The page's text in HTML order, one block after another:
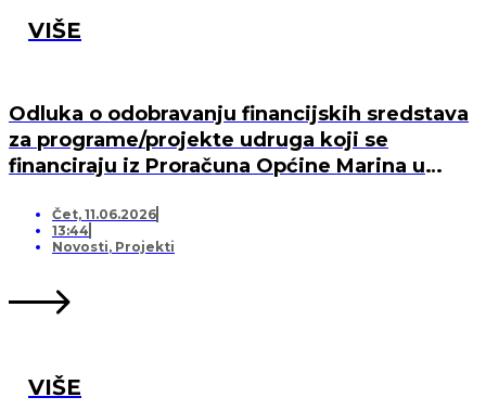
VIŠE
Odluka o odobravanju financijskih sredstava
za programe/projekte udruga koji se
financiraju iz Proračuna Općine Marina u
Čet, 11.06.2026
13:44
Novosti, Projekti
VIŠE